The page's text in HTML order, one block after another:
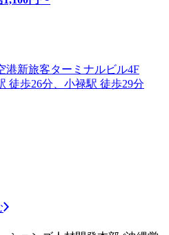
港新旅客ターミナルビル4F
徒歩26分、小禄駅 徒歩29分